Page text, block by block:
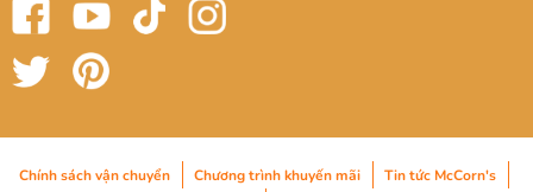
Chính sách vận chuyển Chương trình khuyến mãi
Tin tức McCorn's